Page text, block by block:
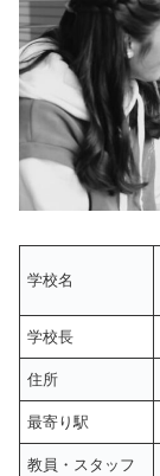
学校名
学校長
住所
最寄り駅
教員・スタッフ